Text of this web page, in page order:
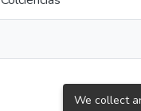
We collect